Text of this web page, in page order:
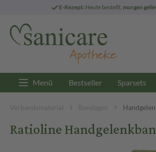
E-Rezept: Heute bestellt, morgen
Menü Bestseller Sparsets
Verbandsmaterial Bandagen
Ratioline